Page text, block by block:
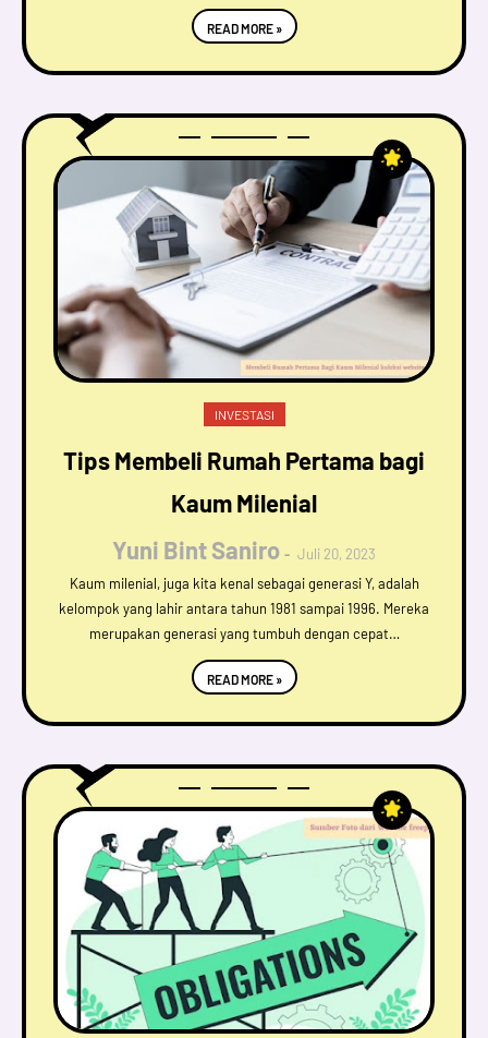
READ MORE »
INVESTASI
Tips Membeli Rumah Pertama bagi
Kaum Milenial
Yuni Bint Saniro
Juli 20, 2023
Kaum milenial, juga kita kenal sebagai generasi Y, adalah
kelompok yang lahir antara tahun 1981 sampai 1996. Mereka
merupakan generasi yang tumbuh dengan cepat…
READ MORE »